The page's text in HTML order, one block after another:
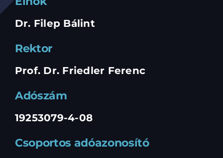
Dr. Filep Bálint
Rektor
Prof. Dr. Friedler Ferenc
Adószám
19253079-4-08
Csoportos adóazonosító